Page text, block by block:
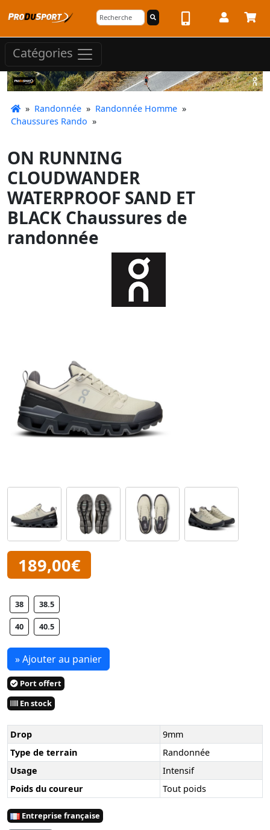
Catégories
» Randonnée » Randonnée Homme »
Chaussures Rando »
ON RUNNING
CLOUDWANDER
WATERPROOF SAND ET
BLACK Chaussures de
randonnée
189,00€
38 38.5
40 40.5
» Ajouter au panier
Port offert
En stock
Drop
9mm
Type de terrain
Randonnée
Usage
Intensif
Poids du coureur
Tout poids
Entreprise française